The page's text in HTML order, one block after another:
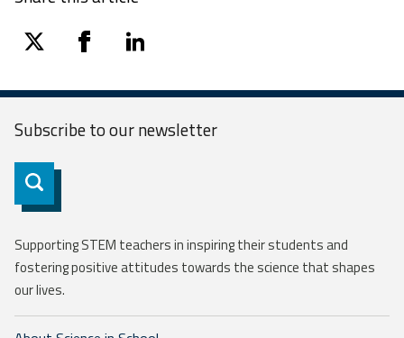
twitter facebooklinkedin
Subscribe to ournewsletter
Subscribe
Supporting STEM teachers in inspiring their students and
fostering positive attitudes towards the science that shapes
our lives.